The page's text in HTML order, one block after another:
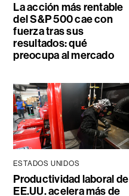
La acción más rentable
del S&P 500 cae con
fuerza tras sus
resultados: qué
preocupa al mercado
ESTADOS UNIDOS
Productividad laboral de
EE.UU. acelera más de